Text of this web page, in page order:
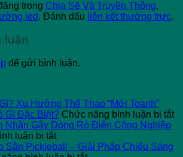
trong Chia Sẽ Và Truyền Thông,
led. Đánh dấu liên kết thường trực.
luận
để gửi bình luận.
Xu Hướng Thể Thao “Mới Toanh”
Gì Đặc Biệt? Chức năng bình luận bị tắtở
Nhân Gây Dòng Rò Điện Công Nghiệp
luận bị tắtở
Top
Sân Pickleball – Giải Pháp Chiếu Sáng